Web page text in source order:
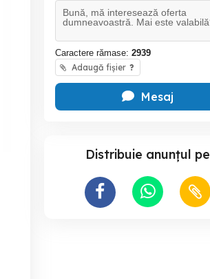
Caractere rămase: 2939
Adaugă fișier ?
Mesaj
Distribuie anunțul pe